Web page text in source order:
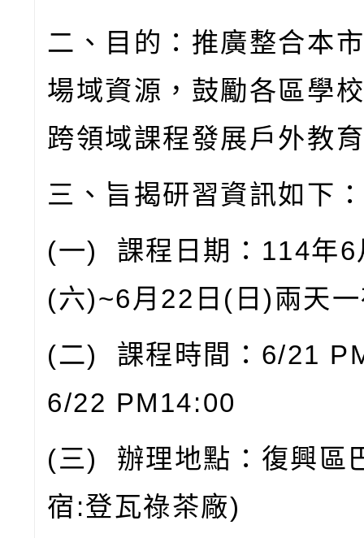
二、目的：推廣整合本
場域資源，鼓勵各區學
跨領域課程發展戶外教
三、旨揭研習資訊如下
(一) 課程日期： 114年6
(六)~6月 22 日 ( 日)兩天
(二) 課程時間： 6/21
6/22 PM14:00
(三) 辦理地點：復興區
宿 :登瓦祿茶廠)